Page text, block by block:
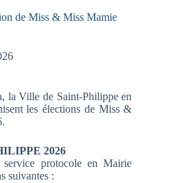
de Miss & Miss Mamie
la Ville de Saint-Philippe en
les élections de Miss &
2026
protocole en Mairie
suivantes :